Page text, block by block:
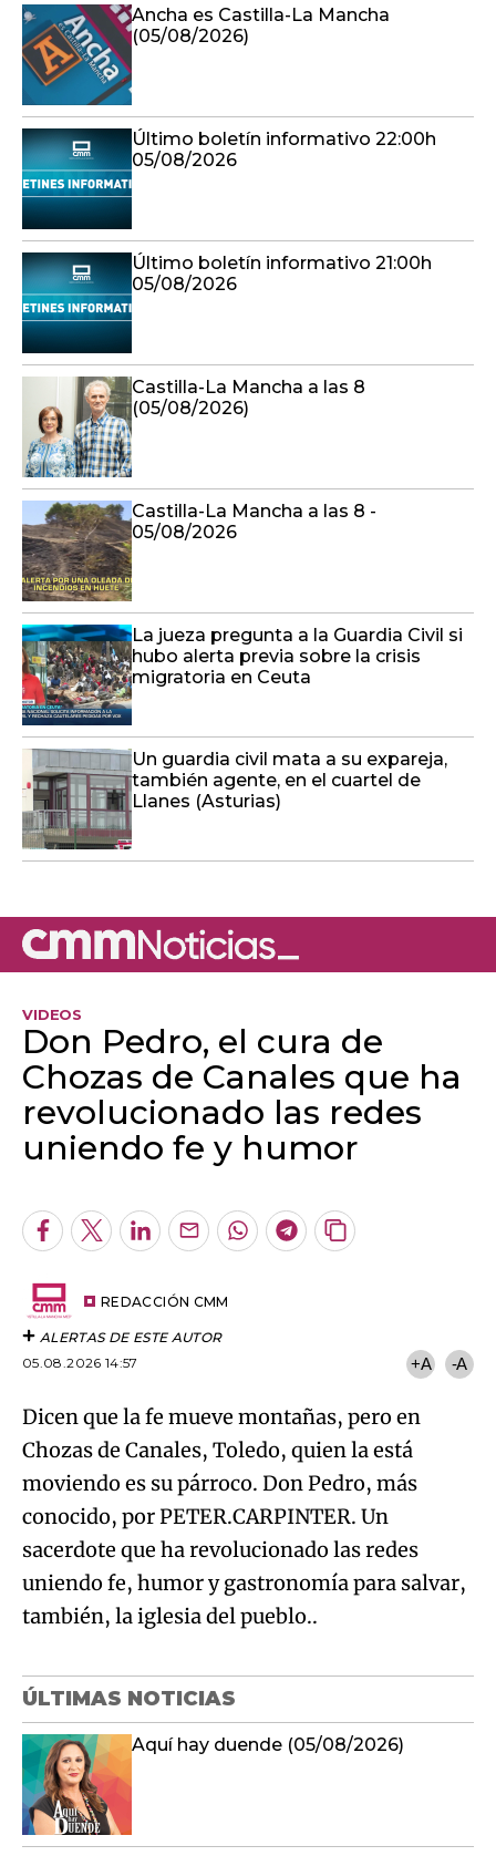
Ancha es Castilla-La Mancha
(05/08/2026)
Último boletín informativo 22:00h
05/08/2026
Último boletín informativo 21:00h
05/08/2026
Castilla-La Mancha a las 8
(05/08/2026)
Castilla-La Mancha a las 8 -
05/08/2026
La jueza pregunta a la Guardia Civil si
hubo alerta previa sobre la crisis
migratoria en Ceuta
Un guardia civil mata a su expareja,
también agente, en el cuartel de
Llanes (Asturias)
VIDEOS
Don Pedro, el cura de
Chozas de Canales que ha
revolucionado las redes
uniendo fe y humor
Algo salió mal.
An error occurred, please try again later.
Facebook
TwitterLinkedInEnviarWhatsapp
Telegram
Copiar
REDACCIÓN CMM
ALERTAS DE ESTE AUTOR
05.08.2026 14:57
+A -A
Dicen que la fe mueve montañas, pero en
Chozas de Canales, Toledo, quien la está
moviendo es su párroco. Don Pedro, más
conocido, por PETER.CARPINTER. Un
sacerdote que ha revolucionado las redes
uniendo fe, humor y gastronomía para salvar,
también, la iglesia del pueblo..
ÚLTIMAS NOTICIAS
Aquí hay duende (05/08/2026)